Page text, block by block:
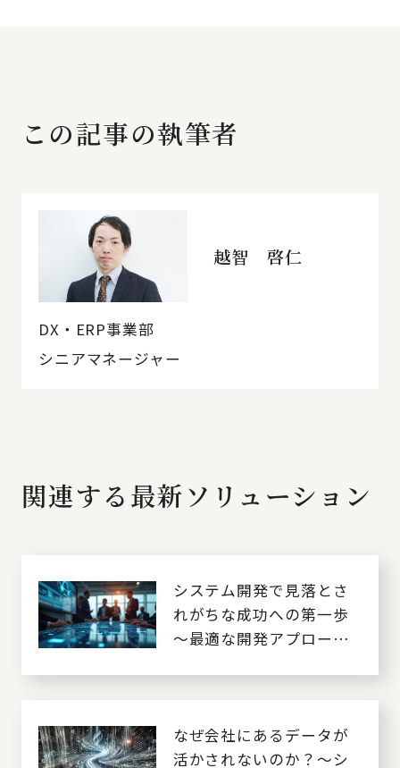
この記事の執筆者
越智 啓仁
DX・ERP事業部
シニアマネージャー
関連する最新ソリューション
システム開発で見落とさ
れがちな成功への第一歩
～最適な開発アプローチ
なぜ会社にあるデータが
活かされないのか？～シ